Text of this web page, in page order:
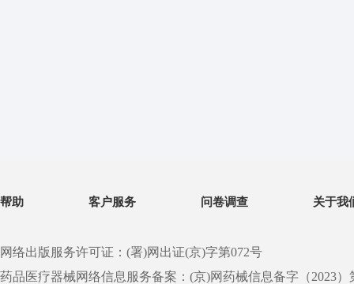
帮助 客户服务 问卷调查 关于我
网络出版服务许可证：(署)网出证(京)字第072号
药品医疗器械网络信息服务备案：(京)网药械信息备字（2023）